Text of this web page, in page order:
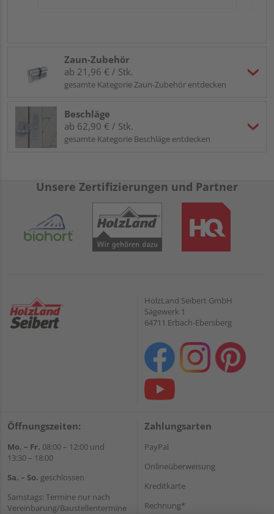
Zaun-Zubehör
ab 21,96 € / Stk.
gesamte Kategorie Zaun-Zubehör entdecken
Beschläge
ab 62,90 € / Stk.
gesamte Kategorie Beschläge entdecken
Unsere Zertifizierungen und Partner
HolzLand Seibert GmbH
Sägewerk 1
64711 Erbach-Ebersberg
Öffnungszeiten:
Mo. – Fr. 08:00 – 12:00 und
13:30 – 18:00
Sa. – So. geschlossen
Samstags: Termine nur nach
Vereinbarung/Baustellentermine
Zahlungsarten
PayPal
Onlineüberweisung
Kreditkarte
Rechnung*